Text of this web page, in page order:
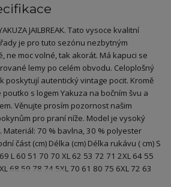
JAILBREAK. Tato vysoce kvalitní
je pro tuto sezónu nezbytným
ne moc volné, tak akorát. Má kapuci se
lemy po celém obvodu. Celoplošný
poskytují autentický vintage pocit. Kromě
s logem Yakuza na bočním švu a
Věnujte prosím pozornost našim
pro praní níže. Model je vysoký
Materiál: 70 % bavlna, 30 % polyester
část (cm) Délka (cm) Délka rukávu ( cm) S
L 60 51 70 70 XL 62 53 72 71 2XL 64 55
68 59 78 74 5XL 70 61 80 75 6XL 72 63